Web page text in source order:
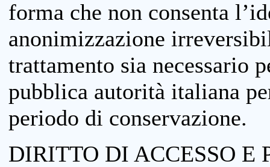
forma che non consenta
anonimizzazione
trattamento sia necessario
pubblica autorità italiana
periodo di conservazione.
DIRITTO DI ACCESSO